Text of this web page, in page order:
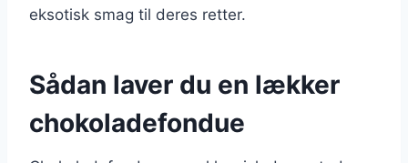
eksotisk smag til deres retter.
Sådan laver du en lækker
chokoladefondue